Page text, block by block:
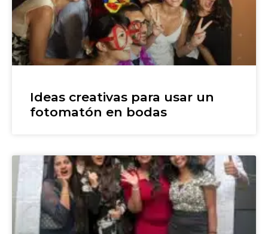
Ideas creativas para usar un
fotomatón en bodas